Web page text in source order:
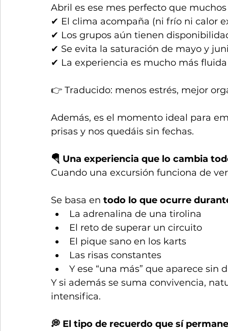
Abril es ese mes perfecto que
✔ El clima acompaña (ni frío ni calor
✔ Los grupos aún tienen
✔ Se evita la saturación de mayo y
✔ La experiencia es mucho más
👉 Traducido: menos estrés, mejor
Además, es el momento ideal para
prisas y nos quedáis sin fechas.
🪂 Una experiencia que lo cambia
Cuando una excursión funciona de
Se basa en todo lo que ocurre
La adrenalina de una tirolina
El reto de superar un circuito
El pique sano en los karts
Las risas constantes
Y ese “una más” que aparece sin
Y si además se suma convivencia,
intensifica.
💭 El tipo de recuerdo que sí